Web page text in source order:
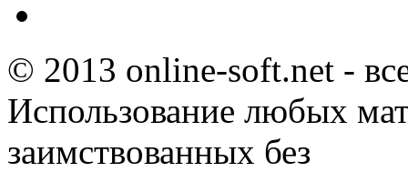
© 2013 online-soft.net -
Использование любых
заимствованных без